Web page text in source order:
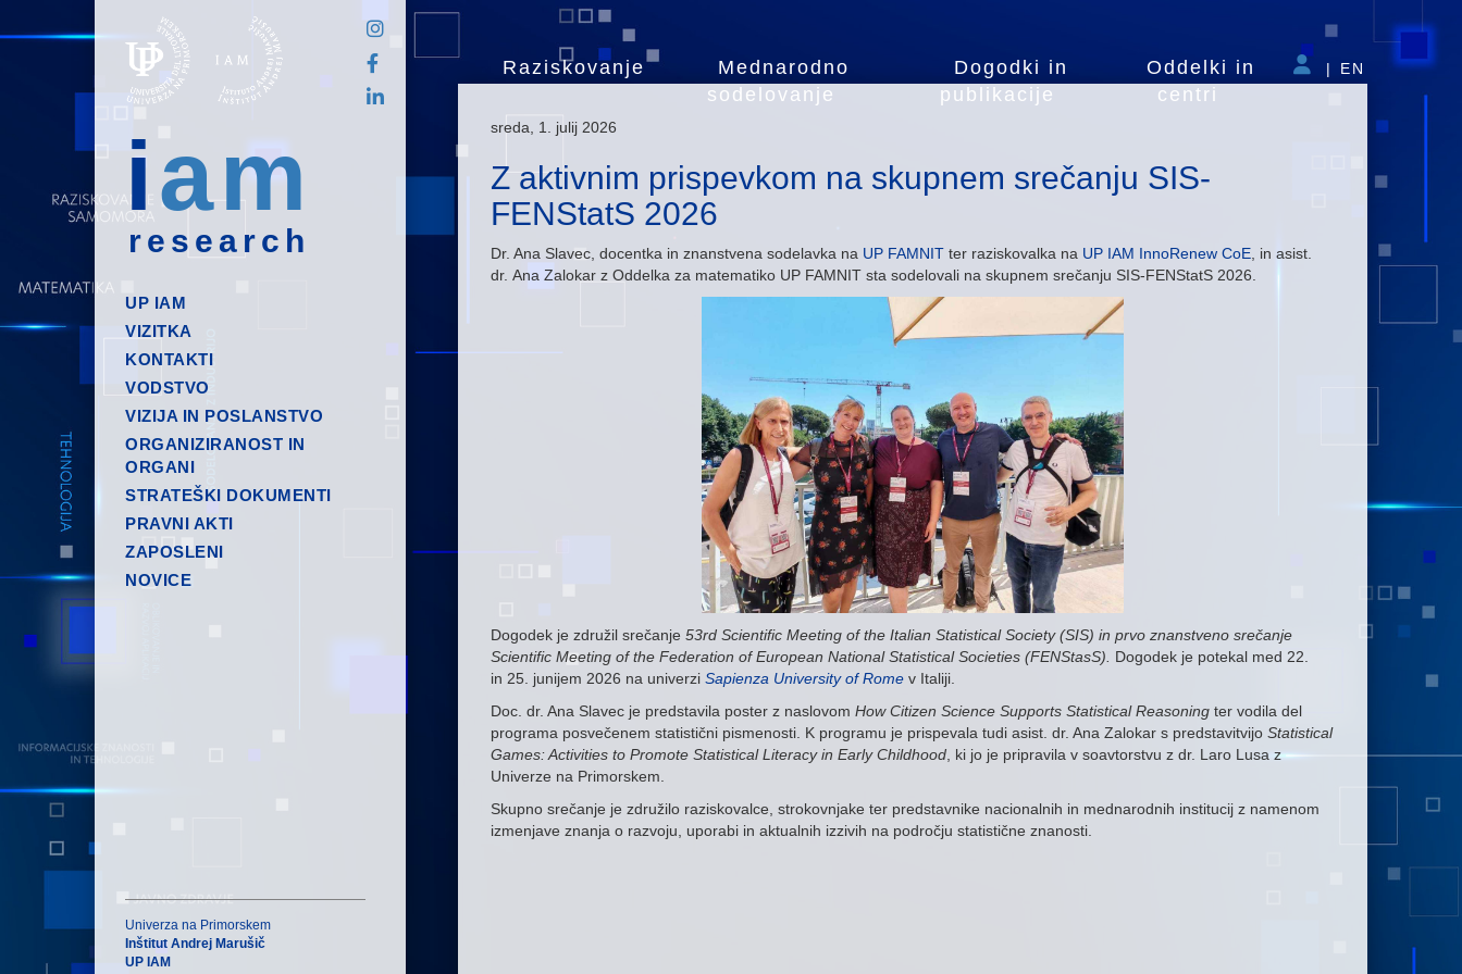
iam
research
Raziskovanje
Mednarodno
sodelovanje
Dogodki in
publikacije
Oddelki in
centri
| EN
UP IAM
VIZITKA
KONTAKTI
VODSTVO
VIZIJA IN POSLANSTVO
ORGANIZIRANOST IN
ORGANI
STRATEŠKI DOKUMENTI
PRAVNI AKTI
ZAPOSLENI
NOVICE
sreda, 1. julij 2026
Z aktivnim prispevkom na skupnem srečanju SIS-
FENStatS 2026
Dr. Ana Slavec, docentka in znanstvena sodelavka na UP FAMNIT ter raziskovalka na UP IAM InnoRenew CoE , in asist.
dr. Ana Zalokar z Oddelka za matematiko UP FAMNIT sta sodelovali na skupnem srečanju SIS-FENStatS 2026.
Dogodek je združil srečanje 53rd Scientific Meeting of the Italian Statistical Society (SIS) in prvo znanstveno srečanje
Scientific Meeting of the Federation of European National Statistical Societies (FENStasS). Dogodek je potekal med 22.
in 25. junijem 2026 na univerzi Sapienza University of Rome v Italiji.
Doc. dr. Ana Slavec je predstavila poster z naslovom How Citizen Science Supports Statistical Reasoning ter vodila del
programa posvečenem statistični pismenosti. K programu je prispevala tudi asist. dr. Ana Zalokar s predstavitvijo Statistical
Games: Activities to Promote Statistical Literacy in Early Childhood , ki jo je pripravila v soavtorstvu z dr. Laro Lusa z
Univerze na Primorskem.
Skupno srečanje je združilo raziskovalce, strokovnjake ter predstavnike nacionalnih in mednarodnih institucij z namenom
izmenjave znanja o razvoju, uporabi in aktualnih izzivih na področju statistične znanosti.
Univerza na Primorskem
Inštitut Andrej Marušič
UP IAM